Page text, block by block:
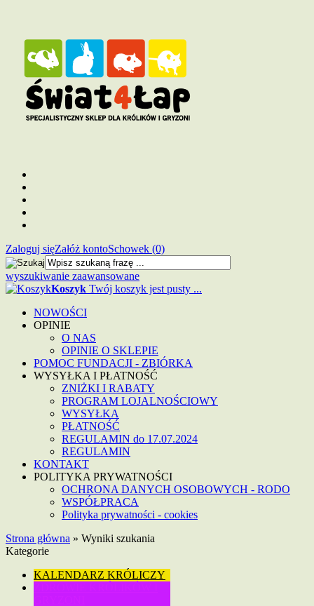
Zaloguj sięZałóż kontoSchowek (0)
wyszukiwanie zaawansowane
Koszyk Twój koszyk jest pusty ...
NOWOŚCI
OPINIE
O NAS
OPINIE O SKLEPIE
POMOC FUNDACJI - ZBIÓRKA
WYSYŁKA I PŁATNOŚĆ
ZNIŻKI I RABATY
PROGRAM LOJALNOŚCIOWY
WYSYŁKA
PŁATNOŚĆ
REGULAMIN do 17.07.2024
REGULAMIN
KONTAKT
POLITYKA PRYWATNOŚCI
OCHRONA DANYCH OSOBOWYCH - RODO
WSPÓŁPRACA
Polityka prywatności - cookies
Strona główna » Wyniki szukania
Kategorie
KALENDARZ KRÓLICZY